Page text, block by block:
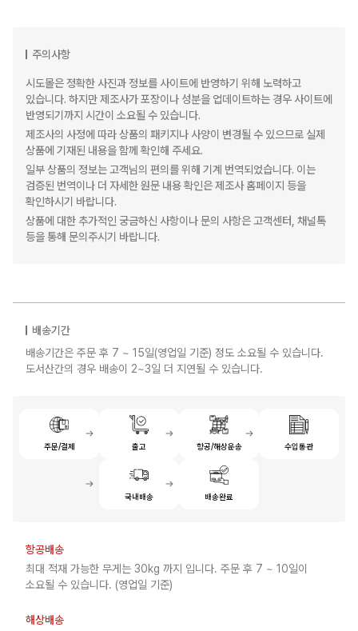
주의사항
시도몰은 정확한 사진과 정보를 사이트에 반영하기 위해 노력하고
있습니다. 하지만 제조사가 포장이나 성분을 업데이트하는 경우 사이트에
반영되기까지 시간이 소요될 수 있습니다.
제조사의 사정에 따라 상품의 패키지나 사양이 변경될 수 있으므로 실제
상품에 기재된 내용을 함께 확인해 주세요.
일부 상품의 정보는 고객님의 편의를 위해 기계 번역되었습니다. 이는
검증된 번역이나 더 자세한 원문 내용 확인은 제조사 홈페이지 등을
확인하시기 바랍니다.
상품에 대한 추가적인 궁금하신 사항이나 문의 사항은 고객센터, 채널톡
등을 통해 문의주시기 바랍니다.
배송기간
배송기간은 주문 후 7 ~ 15일(영업일 기준) 정도 소요될 수 있습니다.
도서산간의 경우 배송이 2~3일 더 지연될 수 있습니다.
주문/결제 출고 항공/해상운송 수입통관
국내배송 배송완료
항공배송
최대 적재 가능한 무게는 30kg 까지 입니다. 주문 후 7 ~ 10일이
소요될 수 있습니다. (영업일 기준)
해상배송